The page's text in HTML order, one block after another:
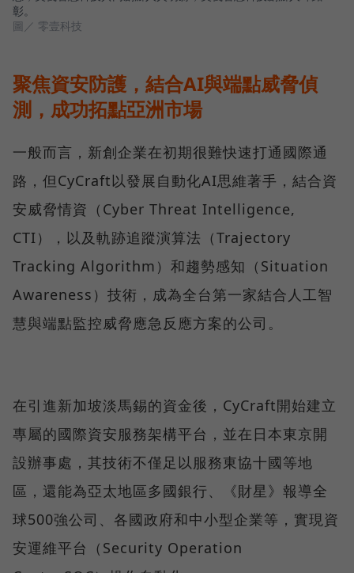
彰。
圖／ 零壹科技
聚焦資安防護，結合AI與端點威脅偵
測，成功拓點亞洲市場
一般而言，新創企業在初期很難快速打通國際通
路，但CyCraft以發展自動化AI思維著手，結合資
安威脅情資（Cyber Threat Intelligence,
CTI），以及軌跡追蹤演算法（Trajectory
Tracking Algorithm）和趨勢感知（Situation
Awareness）技術，成為全台第一家結合人工智
慧與端點監控威脅應急反應方案的公司。
在引進新加坡淡馬錫的資金後，CyCraft開始建立
專屬的國際資安服務架構平台，並在日本東京開
設辦事處，其技術不僅足以服務東協十國等地
區，還能為亞太地區多國銀行、《財星》報導全
球500強公司、各國政府和中小型企業等，實現資
安運維平台（Security Operation